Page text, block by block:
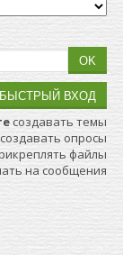
создавать темы
создавать опросы
файлы
на сообщения